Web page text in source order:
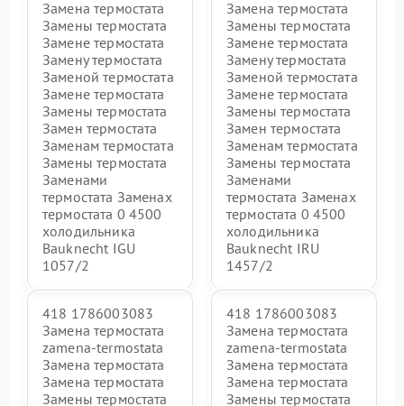
Замена термостата
Замены термостата
Замене термостата
Замену термостата
Заменой термостата
Замене термостата
Замены термостата
Замен термостата
Заменам термостата
Замены термостата
Заменами
термостата Заменах
термостата 0 4500
холодильника
Bauknecht IGU
1057/2
Замена термостата
Замены термостата
Замене термостата
Замену термостата
Заменой термостата
Замене термостата
Замены термостата
Замен термостата
Заменам термостата
Замены термостата
Заменами
термостата Заменах
термостата 0 4500
холодильника
Bauknecht IRU
1457/2
418 1786003083
Замена термостата
zamena-termostata
Замена термостата
Замена термостата
Замены термостата
418 1786003083
Замена термостата
zamena-termostata
Замена термостата
Замена термостата
Замены термостата